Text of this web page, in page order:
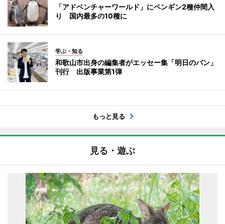
「アドベンチャーワールド」にペンギン2種仲間入
り 国内最多の10種に
学ぶ・知る
和歌山市出身の編集者がエッセー集「明日のパン」
刊行 出版事業第1弾
もっと見る
見る・遊ぶ